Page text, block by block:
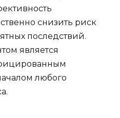
снизить риск
последствий.
является
любого